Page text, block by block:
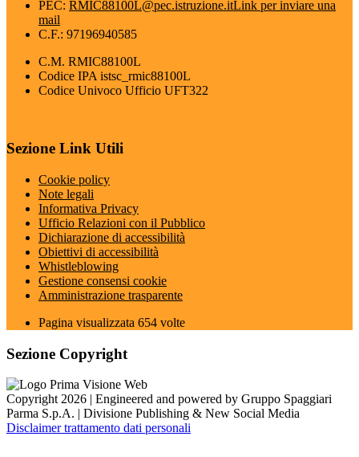
PEC: RMIC88100L@pec.istruzione.itLink per inviare una
mail
C.F.: 97196940585
C.M. RMIC88100L
Codice IPA istsc_rmic88100L
Codice Univoco Ufficio UFT322
Sezione Link Utili
Cookie policy
Note legali
Informativa Privacy
Ufficio Relazioni con il Pubblico
Dichiarazione di accessibilità
Obiettivi di accessibilità
Whistleblowing
Gestione consensi cookie
Amministrazione trasparente
Pagina visualizzata 654 volte
Sezione Copyright
Copyright 2026 | Engineered and powered by Gruppo Spaggiari
Parma S.p.A. | Divisione Publishing & New Social Media
Disclaimer trattamento dati personali